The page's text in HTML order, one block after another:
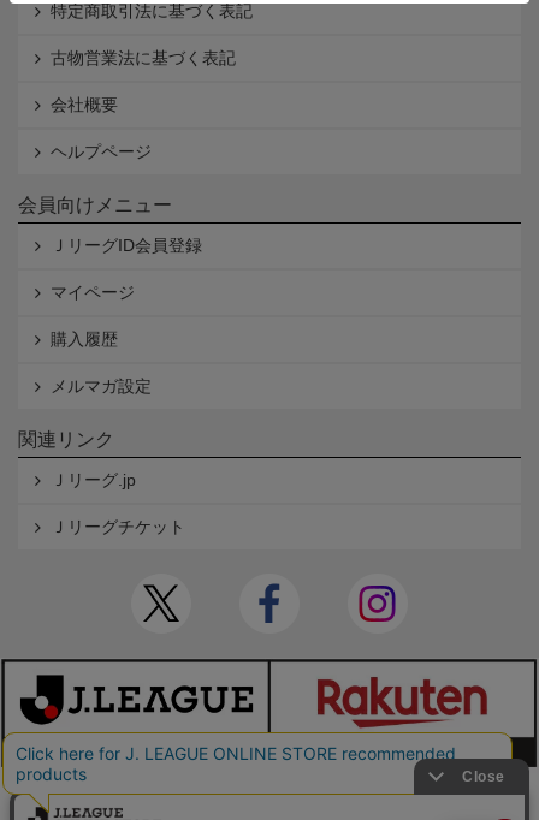
特定商取引法に基づく表記
古物営業法に基づく表記
会社概要
ヘルプページ
会員向けメニュー
ＪリーグID会員登録
マイページ
購入履歴
メルマガ設定
関連リンク
Ｊリーグ.jp
Ｊリーグチケット